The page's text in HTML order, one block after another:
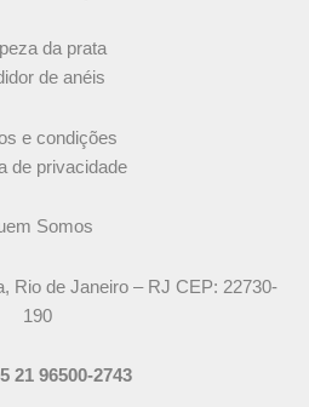
da prata
de anéis
e condições
de privacidade
Somos
Rio de Janeiro – RJ CEP: 22730-
190
21 96500-2743